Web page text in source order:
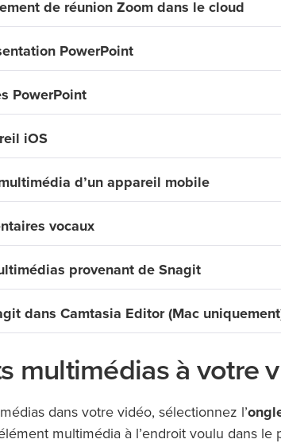
de réunion Zoom dans le cloud
PowerPoint
PowerPoint
iOS
d’un appareil mobile
vocaux
provenant de Snagit
dans Camtasia Editor (Mac
multimédias à votre
dans votre vidéo, sélectionnez l’
multimédia à l’endroit voulu dans